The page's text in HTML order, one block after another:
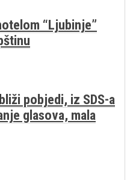
“Ljubinje”
pobjedi, iz SDS-a
glasova, mala